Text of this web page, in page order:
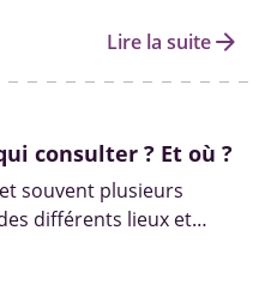
Lire la suitearrow_forward
consulter ? Et où ?
souvent plusieurs
différents lieux et